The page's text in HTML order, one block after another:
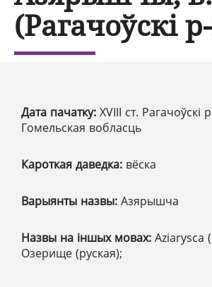
(Рагачоўскі
Дата пачатку: XVІІІ ст. Рагачоўскі
Гомельская вобласць
Кароткая даведка: вёска
Варыянты назвы: Азярышча
Назвы на іншых мовах: Aziarysca
Озерище (руская);